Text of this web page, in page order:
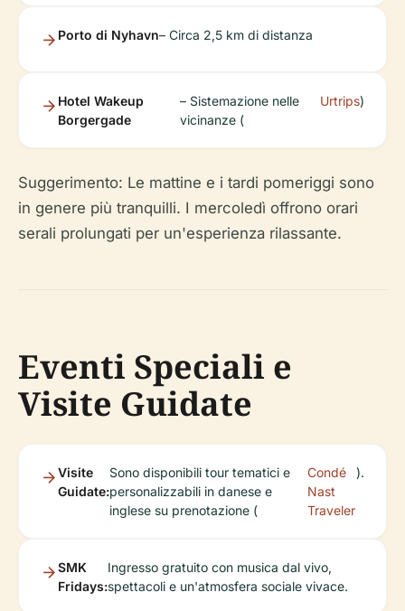
Porto di Nyhavn– Circa 2,5 km di distanza
Hotel Wakeup
Borgergade
– Sistemazione nelle
vicinanze (
Urtrips)
Suggerimento: Le mattine e i tardi pomeriggi sono
in genere più tranquilli. I mercoledì offrono orari
serali prolungati per un'esperienza rilassante.
Eventi Speciali e
Visite Guidate
Visite
Guidate:
Sono disponibili tour tematici e
personalizzabili in danese e
inglese su prenotazione (
Condé
Nast
Traveler
).
SMK
Fridays:
Ingresso gratuito con musica dal vivo,
spettacoli e un'atmosfera sociale vivace.